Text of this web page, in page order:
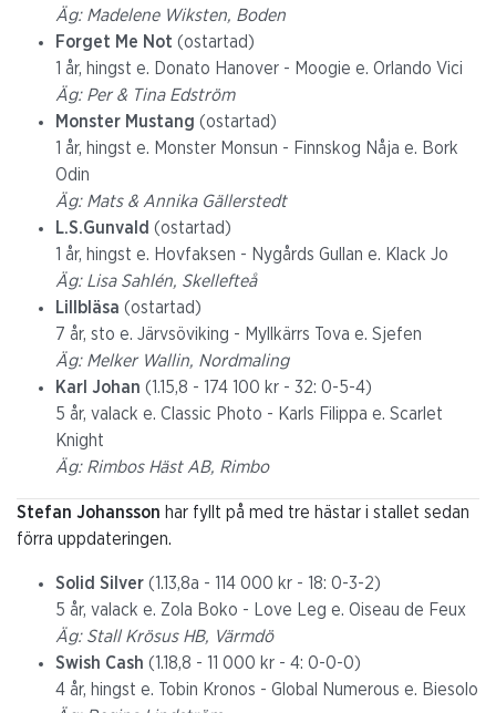
Äg: Madelene Wiksten, Boden
Forget Me Not (ostartad)
1 år, hingst e. Donato Hanover - Moogie e. Orlando Vici
Äg: Per & Tina Edström
Monster Mustang (ostartad)
1 år, hingst e. Monster Monsun - Finnskog Nåja e. Bork
Odin
Äg: Mats & Annika Gällerstedt
L.S.Gunvald (ostartad)
1 år, hingst e. Hovfaksen - Nygårds Gullan e. Klack Jo
Äg: Lisa Sahlén, Skellefteå
Lillbläsa (ostartad)
7 år, sto e. Järvsöviking - Myllkärrs Tova e. Sjefen
Äg: Melker Wallin, Nordmaling
Karl Johan (1.15,8 - 174 100 kr - 32: 0-5-4)
5 år, valack e. Classic Photo - Karls Filippa e. Scarlet
Knight
Äg: Rimbos Häst AB, Rimbo
Stefan Johansson har fyllt på med tre hästar i stallet sedan
förra uppdateringen.
Solid Silver (1.13,8a - 114 000 kr - 18: 0-3-2)
5 år, valack e. Zola Boko - Love Leg e. Oiseau de Feux
Äg: Stall Krösus HB, Värmdö
Swish Cash (1.18,8 - 11 000 kr - 4: 0-0-0)
4 år, hingst e. Tobin Kronos - Global Numerous e. Biesolo